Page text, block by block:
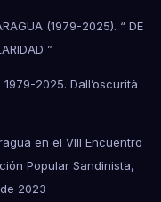
(1979-2025). “ DE
”
2025. Dall’oscurità
en el VIII Encuentro
Popular Sandinista,
2023